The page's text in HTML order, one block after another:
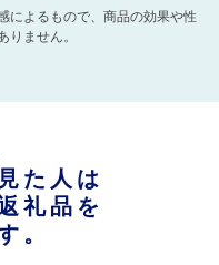
によるもので、商品の効果や性
りません。
た人は
礼品を
。